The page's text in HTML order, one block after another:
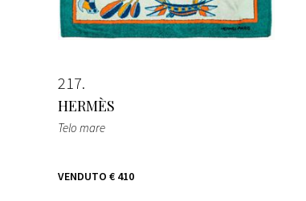
217
HERMÈS
Telo mare
VENDUTO € 410